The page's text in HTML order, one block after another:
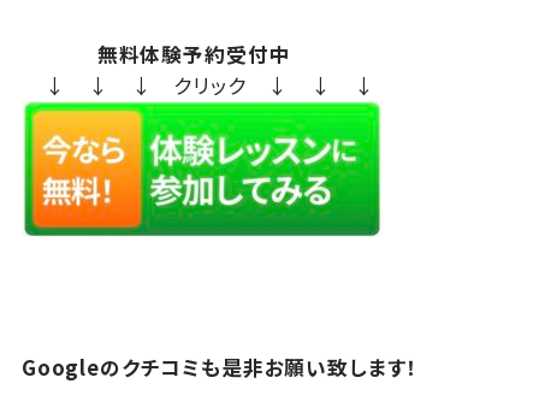
無料体験予約受付中
↓ ↓ ↓ クリック ↓ ↓ ↓
Googleのクチコミも是非お願い致します！